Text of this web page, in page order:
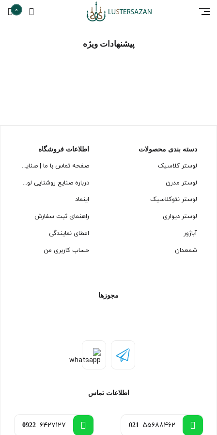
0
پیشنهادات ویژه
دسته بندی محصولات
لوستر کلاسیک
لوستر مدرن
لوستر نئوکلاسیک
لوستر دیواری
آباژور
شمعدان
اطلاعات فروشگاه
صفحه تماس با ما | صنایع روشنایی لوسترسازان
درباره صنایع روشنایی لوسترسازان
اینماد
راهنمای ثبت سفارش
اعطای نمایندگی
حساب کاربری من
مجوزها
اطلاعات تماس
021 55688462
0922 6427127